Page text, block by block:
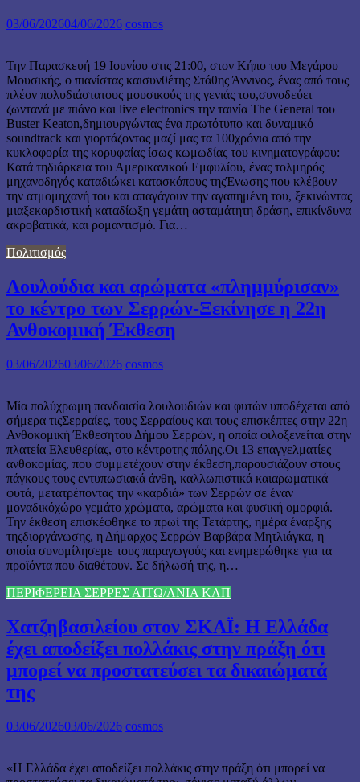
03/06/202604/06/2026 cosmos
Την Παρασκευή 19 Ιουνίου στις 21:00, στον Κήπο του Μεγάρου
Μουσικής, ο πιανίστας καισυνθέτης Στάθης Άννινος, ένας από τους
πλέον πολυδιάστατους μουσικούς της γενιάς του,συνοδεύει
ζωντανά με πιάνο και live electronics την ταινία The General του
Buster Keaton,δημιουργώντας ένα πρωτότυπο και δυναμικό
soundtrack και γιορτάζοντας μαζί μας τα 100χρόνια από την
κυκλοφορία της κορυφαίας ίσως κωμωδίας του κινηματογράφου:
Κατά τηδιάρκεια του Αμερικανικού Εμφυλίου, ένας τολμηρός
μηχανοδηγός καταδιώκει κατασκόπους τηςΈνωσης που κλέβουν
την ατμομηχανή του και απαγάγουν την αγαπημένη του, ξεκινώντας
μιαξεκαρδιστική καταδίωξη γεμάτη ασταμάτητη δράση, επικίνδυνα
ακροβατικά, και ρομαντισμό. Για…
Πολιτισμός
Λουλούδια και αρώματα «πλημμύρισαν»
το κέντρο των Σερρών-Ξεκίνησε η 22η
Ανθοκομική Έκθεση
03/06/202603/06/2026 cosmos
Μία πολύχρωμη πανδαισία λουλουδιών και φυτών υποδέχεται από
σήμερα τιςΣερραίες, τους Σερραίους και τους επισκέπτες στην 22η
Ανθοκομική Έκθεσητου Δήμου Σερρών, η οποία φιλοξενείται στην
πλατεία Ελευθερίας, στο κέντροτης πόλης.Οι 13 επαγγελματίες
ανθοκομίας, που συμμετέχουν στην έκθεση,παρουσιάζουν στους
πάγκους τους εντυπωσιακά άνθη, καλλωπιστικά καιαρωματικά
φυτά, μετατρέποντας την «καρδιά» των Σερρών σε έναν
μοναδικόχώρο γεμάτο χρώματα, αρώματα και φυσική ομορφιά.
Την έκθεση επισκέφθηκε το πρωί της Τετάρτης, ημέρα έναρξης
τηςδιοργάνωσης, η Δήμαρχος Σερρών Βαρβάρα Μητλιάγκα, η
οποία συνομίλησεμε τους παραγωγούς και ενημερώθηκε για τα
προϊόντα που διαθέτουν. Σε δήλωσή της, η…
ΠΕΡΙΦΕΡΕΙΑ ΣΕΡΡΕΣ ΑΙΤΩ/ΛΝΙΑ ΚΛΠ
Χατζηβασιλείου στον ΣΚΑΪ: Η Ελλάδα
έχει αποδείξει πολλάκις στην πράξη ότι
μπορεί να προστατεύσει τα δικαιώματά
της
03/06/202603/06/2026 cosmos
«Η Ελλάδα έχει αποδείξει πολλάκις στην πράξη ότι μπορεί να